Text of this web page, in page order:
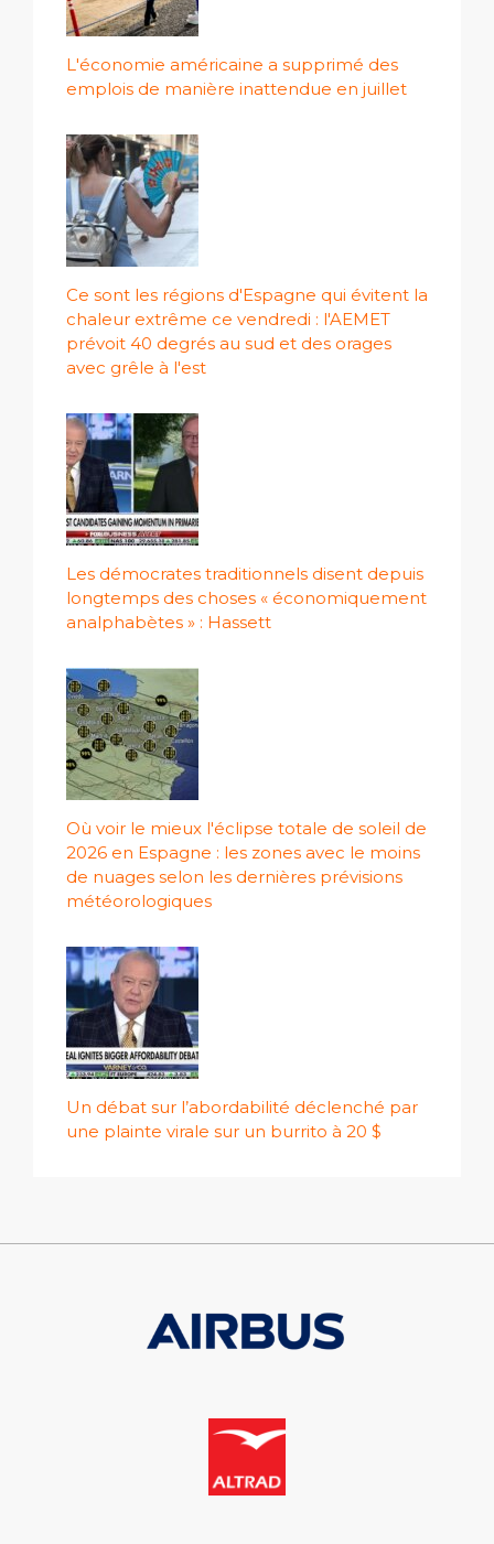
L'économie américaine a supprimé des
emplois de manière inattendue en juillet
Ce sont les régions d'Espagne qui évitent la
chaleur extrême ce vendredi : l'AEMET
prévoit 40 degrés au sud et des orages
avec grêle à l'est
Les démocrates traditionnels disent depuis
longtemps des choses « économiquement
analphabètes » : Hassett
Où voir le mieux l'éclipse totale de soleil de
2026 en Espagne : les zones avec le moins
de nuages ​​selon les dernières prévisions
météorologiques
Un débat sur l’abordabilité déclenché par
une plainte virale sur un burrito à 20 $